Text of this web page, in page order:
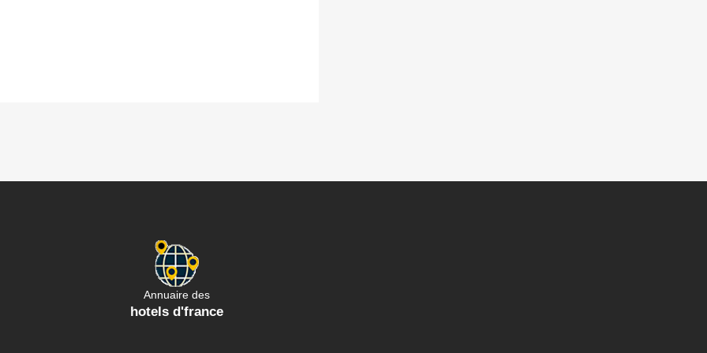
Annuaire des
hotels d'france